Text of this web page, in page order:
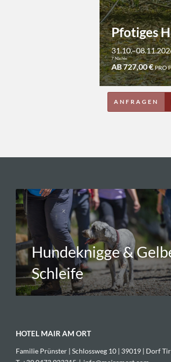
Pfotiges
7 Nächte
AB 727,00 €PRO
ANFRAGEN
Hundeknigge &
Schleife
HOTEL MAIR AM ORT
Familie Prünster | Schlossweg 10 | 39019 | Dorf